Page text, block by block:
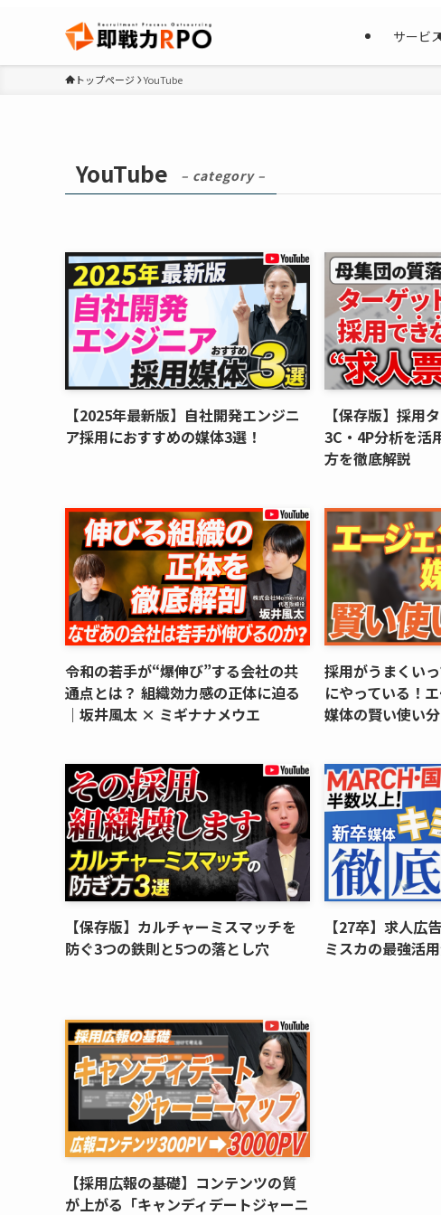
サービ
トップページ YouTube
YouTube – category –
【2025年最新版】自社開発エンジニ
ア採用におすすめの媒体3選！
【保存版】採用
3C・4P分析を活
方を徹底解説
令和の若手が“爆伸び”する会社の共
通点とは？ 組織効力感の正体に迫る
｜坂井風太 × ミギナナメウエ
採用がうまくい
にやっている！
媒体の賢い使い
【保存版】カルチャーミスマッチを
防ぐ3つの鉄則と5つの落とし穴
【27卒】求人広
ミスカの最強活
【採用広報の基礎】コンテンツの質
が上がる「キャンディデートジャーニ